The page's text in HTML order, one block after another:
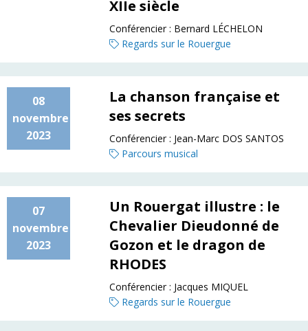
XIIe siècle
Conférencier : Bernard LÉCHELON
Regards sur le Rouergue
08
novembre
2023
La chanson française et
ses secrets
Conférencier : Jean-Marc DOS SANTOS
Parcours musical
07
novembre
2023
Un Rouergat illustre : le
Chevalier Dieudonné de
Gozon et le dragon de
RHODES
Conférencier : Jacques MIQUEL
Regards sur le Rouergue